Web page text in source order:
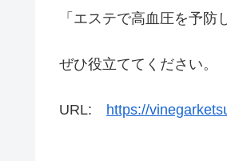
「エステで高血圧を予
ぜひ役立ててください。
URL: https://